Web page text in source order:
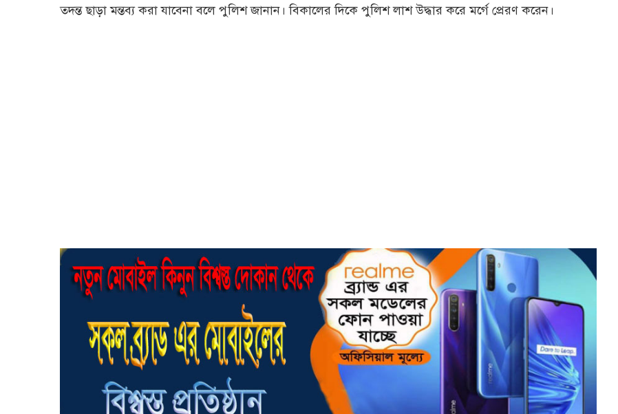
তদন্ত ছাড়া মন্তব্য করা যাবেনা বলে পুলিশ জানান। বিকালের দিকে পুলিশ লাশ উদ্ধার করে মর্গে প্রেরণ করেন।